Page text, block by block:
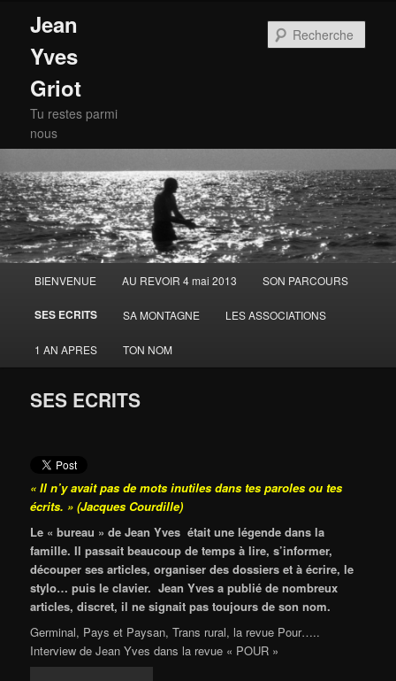
Jean
Yves
Griot
Tu restes parmi
nous
principal
Aller
au
contenu
principal
BIENVENUE AU REVOIR 4 mai 2013 SON PARCOURS
SES ECRITS SA MONTAGNE LES ASSOCIATIONS
1 AN APRES TON NOM
SES ECRITS
« Il n’y avait pas de mots inutiles dans tes paroles ou tes
écrits. » (Jacques Courdille)
Le « bureau » de Jean Yves était une légende dans la
famille. Il passait beaucoup de temps à lire, s’informer,
découper ses articles, organiser des dossiers et à écrire, le
stylo… puis le clavier. Jean Yves a publié de nombreux
articles, discret, il ne signait pas toujours de son nom.
Germinal, Pays et Paysan, Trans rural, la revue Pour…..
Interview de Jean Yves dans la revue « POUR »